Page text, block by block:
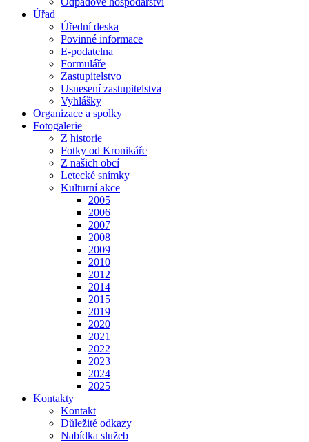
Úřad
Úřední deska
Povinné informace
E-podatelna
Formuláře
Zastupitelstvo
Usnesení zastupitelstva
Vyhlášky
Organizace a spolky
Fotogalerie
Z historie
Fotky od Kronikáře
Z našich obcí
Letecké snímky
Kulturní akce
2005
2006
2007
2008
2009
2010
2012
2014
2015
2019
2020
2021
2022
2023
2024
2025
Kontakty
Kontakt
Důležité odkazy
Nabídka služeb